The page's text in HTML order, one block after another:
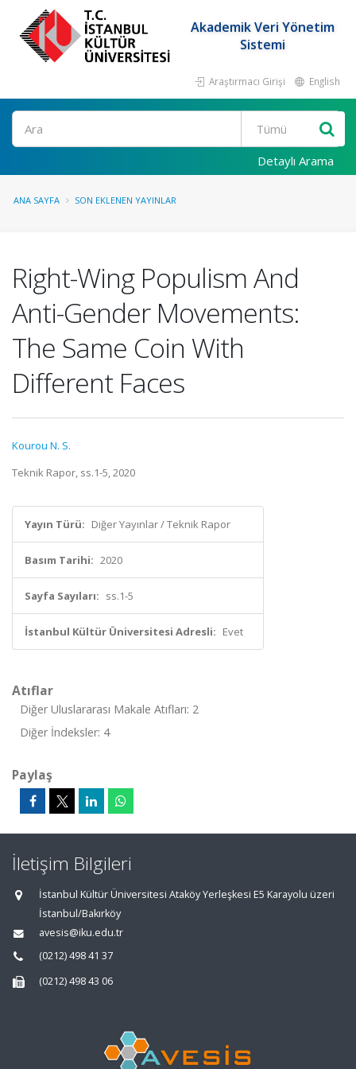
Akademik Veri Yönetim
Sistemi
Araştırmacı Girişi English
Ara
Detaylı Arama
ANA SAYFA SON EKLENEN YAYINLAR
Right-Wing Populism And
Anti-Gender Movements:
The Same Coin With
Different Faces
Kourou N. S.
Teknik Rapor, ss.1-5, 2020
Yayın Türü: Diğer Yayınlar / Teknik Rapor
Basım Tarihi: 2020
Sayfa Sayıları: ss.1-5
İstanbul Kültür Üniversitesi Adresli: Evet
Atıflar
Diğer Uluslararası Makale Atıfları: 2
Diğer İndeksler: 4
Paylaş
İletişim Bilgileri
İstanbul Kültür Üniversitesi Ataköy Yerleşkesi E5 Karayolu üzeri
İstanbul/Bakırköy
avesis@iku.edu.tr
(0212) 498 41 37
(0212) 498 43 06